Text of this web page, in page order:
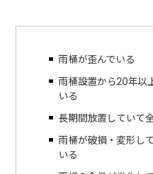
雨桶が歪んでいる
雨桶設置から20年以
いる
長期間放置していて
雨桶が破損・変形し
いる